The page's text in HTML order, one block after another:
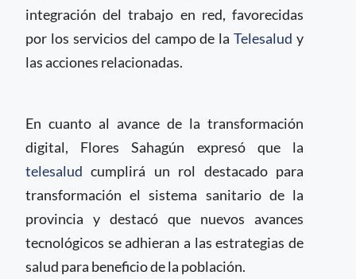
integración del trabajo en red, favorecidas
por los servicios del campo de laTelesalud y
las acciones relacionadas.
En cuanto al avance de la transformación
digital, Flores Sahagún expresó que la
telesalud cumplirá un rol destacado para
transformación el sistema sanitario de la
provincia y destacó que nuevos avances
tecnológicos se adhieran a las estrategias de
salud para beneficio de la población.